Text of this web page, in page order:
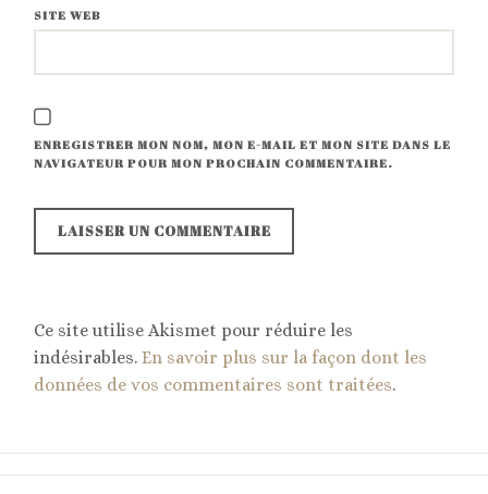
SITE WEB
ENREGISTRER MON NOM, MON E-MAIL ET MON SITE DANS LE
NAVIGATEUR POUR MON PROCHAIN COMMENTAIRE.
Ce site utilise Akismet pour réduire les
indésirables.En savoir plus sur la façon dont les
données de vos commentaires sont traitées.